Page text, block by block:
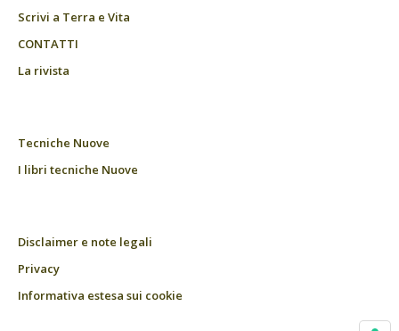
Scrivi a Terra e Vita
CONTATTI
La rivista
Tecniche Nuove
I libri tecniche Nuove
Disclaimer e note legali
Privacy
Informativa estesa sui cookie